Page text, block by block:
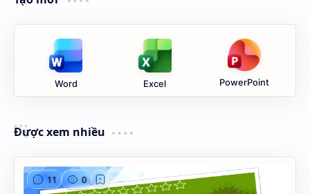
Word Excel PowerPoint
Được xem nhiều